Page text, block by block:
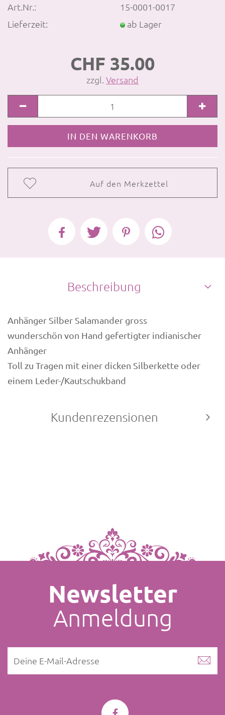
Art.Nr.:
15-0001-0017
Lieferzeit:
ab Lager
CHF 35.00
zzgl. Versand
Auf den Merkzettel
Beschreibung
Anhänger Silber Salamander gross
wunderschön von Hand gefertigter indianischer
Anhänger
Toll zu Tragen mit einer dicken Silberkette oder
einem Leder-/Kautschukband
Kundenrezensionen
Newsletter
Anmeldung